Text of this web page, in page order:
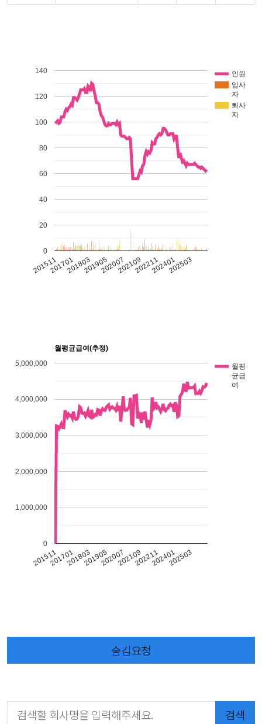
인원
입사
자
퇴사
자
201511201701201803201905202007202109202211202401202503
0
20
40
60
80
100
120
140
월평균급여(추정)
월평
균급
여
201511201701201803201905202007202109202211202401202503
0
1,000,000
2,000,000
3,000,000
4,000,000
5,000,000
숨김요청
검색